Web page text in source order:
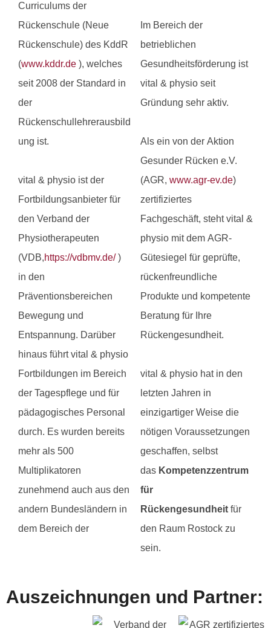
Curriculums der
Rückenschule (Neue
Rückenschule) des KddR
(www.kddr.de ), welches
seit 2008 der Standard in
der
Rückenschullehrerausbild
ung ist.
vital & physio ist der
Fortbildungsanbieter für
den Verband der
Physiotherapeuten
(VDB,https://vdbmv.de/)
in den
Präventionsbereichen
Bewegung und
Entspannung. Darüber
hinaus führt vital & physio
Fortbildungen im Bereich
der Tagespflege und für
pädagogisches Personal
durch. Es wurden bereits
mehr als 500
Multiplikatoren
zunehmend auch aus den
andern Bundesländern in
dem Bereich der
Im Bereich der
betrieblichen
Gesundheitsförderung ist
vital & physio seit
Gründung sehr aktiv.
Als ein von der Aktion
Gesunder Rücken e.V.
(AGR, www.agr-ev.de)
zertifiziertes
Fachgeschäft, steht vital &
physio mit dem AGR-
Gütesiegel für geprüfte,
rückenfreundliche
Produkte und kompetente
Beratung für Ihre
Rückengesundheit.
vital & physio hat in den
letzten Jahren in
einzigartiger Weise die
nötigen Voraussetzungen
geschaffen, selbst
das Kompetenzzentrum
für
Rückengesundheit für
den Raum Rostock zu
sein.
Auszeichnungen und Partner: